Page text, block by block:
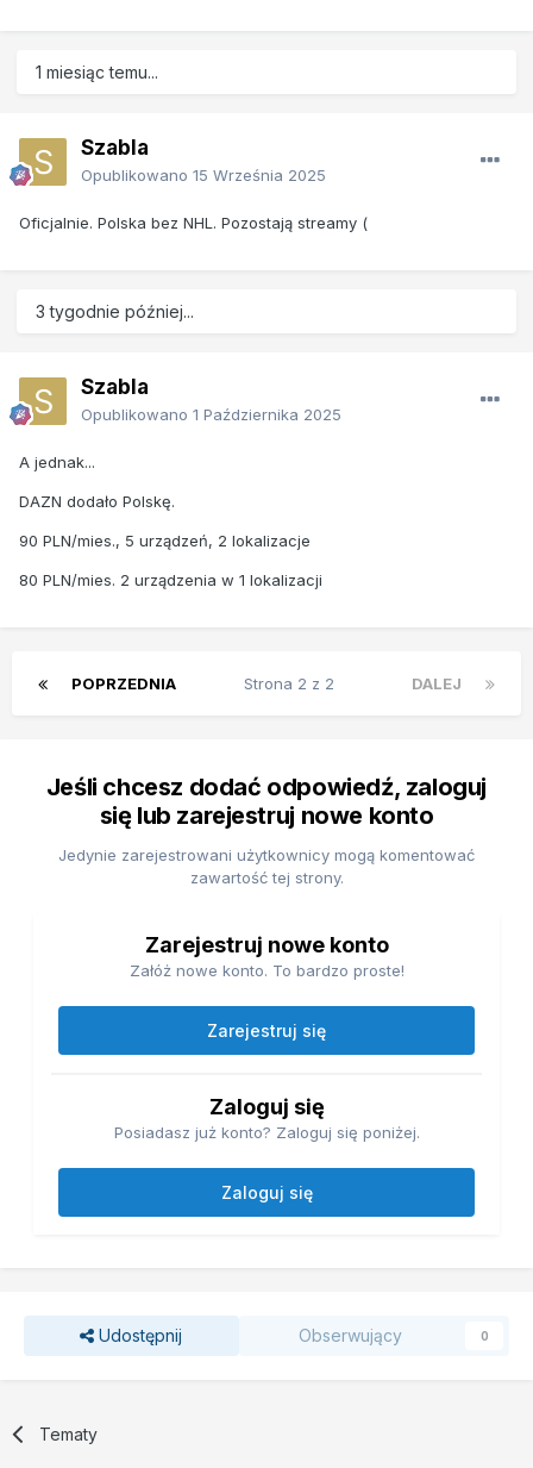
1 miesiąc temu...
Szabla
Opublikowano 15 Września 2025
Oficjalnie. Polska bez NHL. Pozostają streamy (
3 tygodnie później...
Szabla
Opublikowano 1 Października 2025
A jednak...
DAZN dodało Polskę.
90 PLN/mies., 5 urządzeń, 2 lokalizacje
80 PLN/mies. 2 urządzenia w 1 lokalizacji
POPRZEDNIA DALEJ
Strona 2 z 2
Jeśli chcesz dodać odpowiedź, zaloguj
się lub zarejestruj nowe konto
Jedynie zarejestrowani użytkownicy mogą komentować
zawartość tej strony.
Zarejestruj nowe konto
Załóż nowe konto. To bardzo proste!
Zarejestruj się
Zaloguj się
Posiadasz już konto? Zaloguj się poniżej.
Zaloguj się
Udostępnij Obserwujący 0
Tematy